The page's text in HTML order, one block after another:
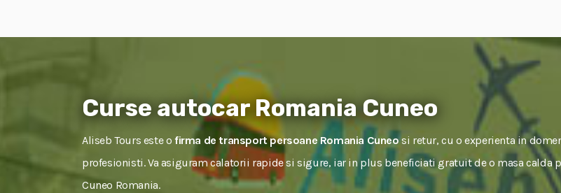
Curse autocar Romania Cuneo
Aliseb Tours este o firma de transport persoane Romania Cuneosi retur, cu o experienta in
profesionisti. Va asiguram calatorii rapide si sigure, iar in plus beneficiati gratuit de o masa calda
Cuneo Romania.